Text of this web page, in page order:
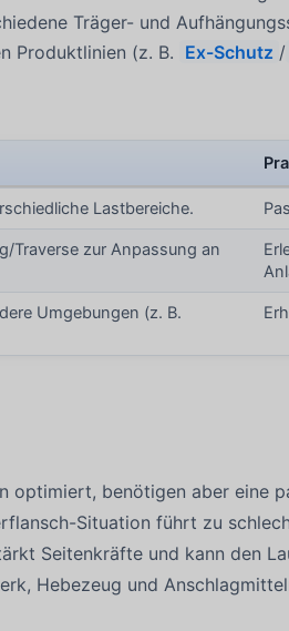
Träger- und
Produktlinien (z. B. Ex-Schutz /
Lastbereiche.
Traverse zur Anpassung an
Umgebungen (z. B.
optimiert, benötigen aber eine
Situation führt zu
Seitenkräfte und kann den
Hebezeug und